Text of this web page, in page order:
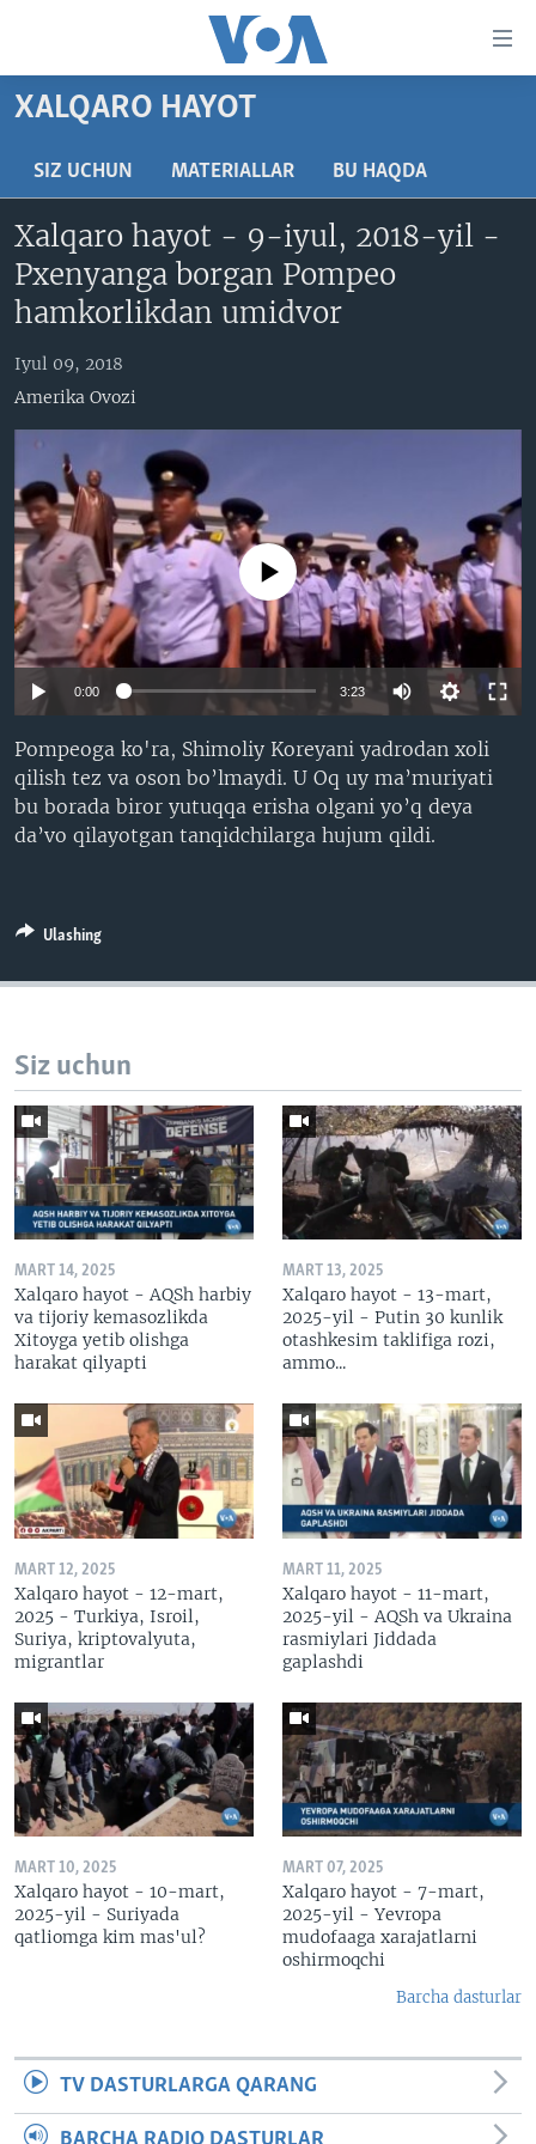
boring
Boshiga
Qidiruvga
BOSH SAHIFA
AMERIKA
XALQARO
VATANDOSHLAR
XALQARO HAYOT
VASHINGTON CHOYXONASI
MOBIL-SALOM!
VIDEO
XABARLAR SURATLARDA
FACEBOOK
YOUTUBE
INSTAGRAM
ODNOKLASSNIKI
TELEGRAM
TWITTER
SOUNDCLOUD
INGLIZ TILI DARSLARI
EDITORIAL
Learning English
VOA
XALQARO HAYOT
SIZ UCHUN MATERIALLAR BU HAQDA
Xalqaro hayot - 9-iyul, 2018-yil -
Pxenyanga borgan Pompeo
hamkorlikdan umidvor
Iyul 09, 2018
Amerika Ovozi
No media source currently available
0:00 3:23
Pompeoga ko'ra, Shimoliy Koreyani yadrodan xoli
qilish tez va oson bo’lmaydi. U Oq uy ma’muriyati
bu borada biror yutuqqa erisha olgani yo’q deya
da’vo qilayotgan tanqidchilarga hujum qildi.
Ulashing
Siz uchun
MART 14, 2025
Xalqaro hayot - AQSh harbiy
va tijoriy kemasozlikda
Xitoyga yetib olishga
harakat qilyapti
MART 13, 2025
Xalqaro hayot - 13-mart,
2025-yil - Putin 30 kunlik
otashkesim taklifiga rozi,
ammo...
MART 12, 2025
Xalqaro hayot - 12-mart,
2025 - Turkiya, Isroil,
Suriya, kriptovalyuta,
migrantlar
MART 11, 2025
Xalqaro hayot - 11-mart,
2025-yil - AQSh va Ukraina
rasmiylari Jiddada
gaplashdi
MART 10, 2025
Xalqaro hayot - 10-mart,
2025-yil - Suriyada
qatliomga kim mas'ul?
MART 07, 2025
Xalqaro hayot - 7-mart,
2025-yil - Yevropa
mudofaaga xarajatlarni
oshirmoqchi
Barcha dasturlar
TV DASTURLARGA QARANG